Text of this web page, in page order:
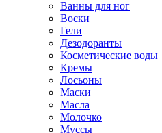
Ванны для ног
Воски
Гели
Дезодоранты
Косметические воды
Кремы
Лосьоны
Маски
Масла
Молочко
Муссы